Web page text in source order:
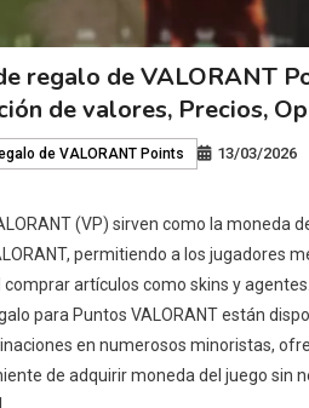
regalo de VALORANT
de valores, Precios,
de VALORANT Points
13/03/2026
(VP) sirven como la moneda
permitiendo a los jugadores
artículos como skins y
para Puntos VALORANT están
en numerosos minoristas,
de adquirir moneda del juego sin